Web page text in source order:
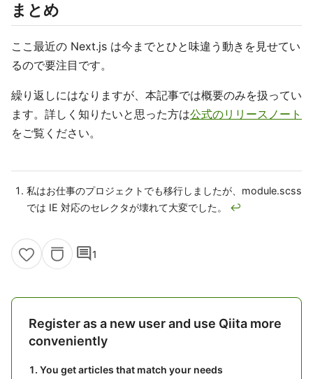
まとめ
ここ最近の Next.js は今までとひと味違う動きを見せてい
るので要注目です。
繰り返しにはなりますが、本記事では概要のみを扱ってい
ます。詳しく知りたいと思った方は公式のリリースノート
をご覧ください。
私はお仕事のプロジェクトでも移行しましたが、module.scss
では IE 対応のセレクタが壊れて大変でした。 ↩
comment1
Register as a new user and use Qiita more
conveniently
You get articles that match your needs